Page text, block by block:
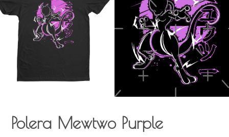
Polera Mewtwo Purple